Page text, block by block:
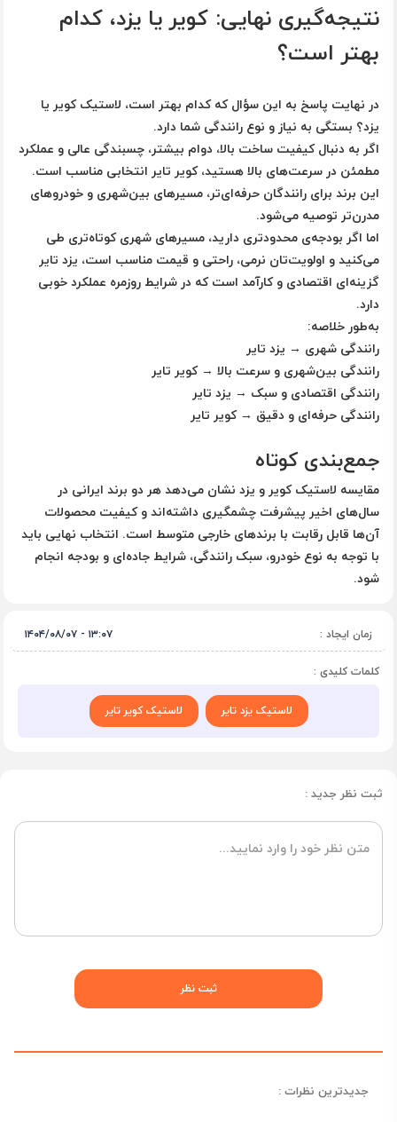
نتیجه‌گیری نهایی: کویر یا یزد، کدام
بهتر است؟
در نهایت پاسخ به این سؤال کهکدام بهتر است، لاستیک کویر یا
یزد؟ بستگی به نیاز و نوع رانندگی شما دارد.
اگر به دنبال کیفیت ساخت بالا، دوام بیشتر، چسبندگی عالی و عملکرد
مطمئن در سرعت‌های بالا هستید،کویر تایر انتخابی مناسب است.
این برند برای رانندگان حرفه‌ای‌تر، مسیرهای بین‌شهری و خودروهای
مدرن‌تر توصیه می‌شود.
اما اگر بودجه‌ی محدودتری دارید، مسیرهای شهری کوتاه‌تری طی
می‌کنید و اولویت‌تان نرمی، راحتی و قیمت مناسب است، یزد تایر
گزینه‌ای اقتصادی و کارآمد است که در شرایط روزمره عملکرد خوبی
دارد.
به‌طور خلاصه:
رانندگی شهری → یزد تایر
رانندگی بین‌شهری و سرعت بالا → کویر تایر
رانندگی اقتصادی و سبک → یزد تایر
رانندگی حرفه‌ای و دقیق → کویر تایر
جمع‌بندی کوتاه
مقایسه لاستیک کویر و یزد نشان می‌دهد هر دو برند ایرانی در
سال‌های اخیر پیشرفت چشمگیری داشته‌اند و کیفیت محصولات
آن‌ها قابل رقابت با برندهای خارجی متوسط است. انتخاب نهایی باید
با توجه به نوع خودرو، سبک رانندگی، شرایط جاده‌ای و بودجه انجام
شود.
زمان ایجاد :
۱۳:۰۷ - ۱۴۰۴/۰۸/۰۷
کلمات کلیدی :
لاستیک یزد تایر لاستیک کویر تایر
ثبت نظر جدید :
جدیدترین نظرات :